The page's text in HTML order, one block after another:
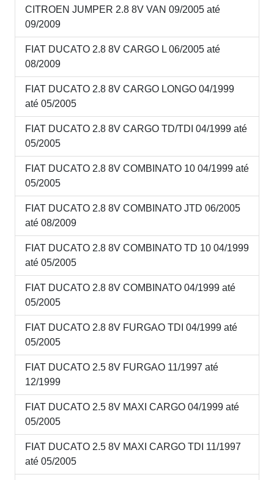
CITROEN JUMPER 2.8 8V VAN 09/2005 até
09/2009
FIAT DUCATO 2.8 8V CARGO L 06/2005 até
08/2009
FIAT DUCATO 2.8 8V CARGO LONGO 04/1999
até 05/2005
FIAT DUCATO 2.8 8V CARGO TD/TDI 04/1999 até
05/2005
FIAT DUCATO 2.8 8V COMBINATO 10 04/1999 até
05/2005
FIAT DUCATO 2.8 8V COMBINATO JTD 06/2005
até 08/2009
FIAT DUCATO 2.8 8V COMBINATO TD 10 04/1999
até 05/2005
FIAT DUCATO 2.8 8V COMBINATO 04/1999 até
05/2005
FIAT DUCATO 2.8 8V FURGAO TDI 04/1999 até
05/2005
FIAT DUCATO 2.5 8V FURGAO 11/1997 até
12/1999
FIAT DUCATO 2.5 8V MAXI CARGO 04/1999 até
05/2005
FIAT DUCATO 2.5 8V MAXI CARGO TDI 11/1997
até 05/2005